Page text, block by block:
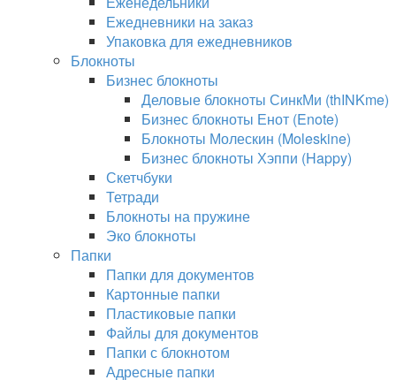
Ежедневники на заказ
Упаковка для ежедневников
Блокноты
Бизнес блокноты
Деловые блокноты СинкМи (thINKme)
Бизнес блокноты Енот (Enote)
Блокноты Молескин (Moleskine)
Бизнес блокноты Хэппи (Happy)
Скетчбуки
Тетради
Блокноты на пружине
Эко блокноты
Папки
Папки для документов
Картонные папки
Пластиковые папки
Файлы для документов
Папки с блокнотом
Адресные папки